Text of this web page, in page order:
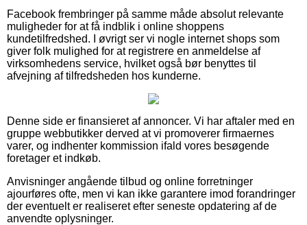
Facebook frembringer på samme måde absolut relevante
muligheder for at få indblik i online shoppens
kundetilfredshed. I øvrigt ser vi nogle internet shops som
giver folk mulighed for at registrere en anmeldelse af
virksomhedens service, hvilket også bør benyttes til
afvejning af tilfredsheden hos kunderne.
Denne side er finansieret af annoncer. Vi har aftaler med en
gruppe webbutikker derved at vi promoverer firmaernes
varer, og indhenter kommission ifald vores besøgende
foretager et indkøb.
Anvisninger angående tilbud og online forretninger
ajourføres ofte, men vi kan ikke garantere imod forandringer
der eventuelt er realiseret efter seneste opdatering af de
anvendte oplysninger.